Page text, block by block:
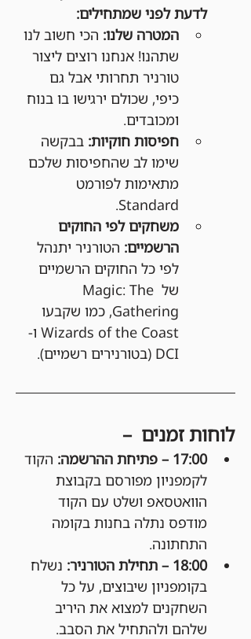
לדעת לפני שמתחילים:
המטרה שלנו: הכי חשוב לנו
שתהנו! אנחנו רוצים ליצור
טורניר תחרותי אבל גם
כיפי, שכולם ירגישו בו בנוח
ומכובדים.
חפיסות חוקיות: בבקשה
שימו לב שהחפיסות שלכם
מתאימות לפורמט
Standard.
משחקים לפי החוקים
הרשמיים: הטורניר יתנהל
לפי כל החוקים הרשמיים
של Magic: The
Gathering, כמו שקבעו
Wizards of the Coast ו-
DCI (בטורנירים רשמיים).
לוחות זמנים  –
17:00 – פתיחת ההרשמה:
הקוד
לקמפניון מפורסם בקבוצת
הוואטסאפ ושלט עם הקוד
מודפס נתלה בחנות בקומה
התחתונה.
18:00 – תחילת הטורניר:
נשלח
בקומפניון שיבוצים, על כל
השחקנים למצוא את היריב
שלהם ולהתחיל את הסבב.